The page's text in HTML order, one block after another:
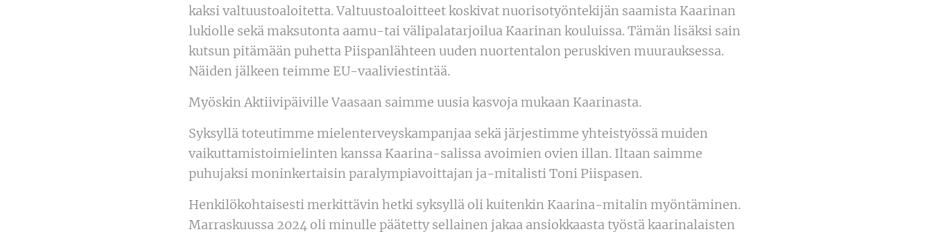
kaksi valtuustoaloitetta. Valtuustoaloitteet koskivat nuorisotyöntekijän saamista Kaarinan
lukiolle sekä maksutonta aamu-tai välipalatarjoilua Kaarinan kouluissa. Tämän lisäksi sain
kutsun pitämään puhetta Piispanlähteen uuden nuortentalon peruskiven muurauksessa.
Näiden jälkeen teimme EU-vaaliviestintää.
Myöskin Aktiivipäiville Vaasaan saimme uusia kasvoja mukaan Kaarinasta.
Syksyllä toteutimme mielenterveyskampanjaa sekä järjestimme yhteistyössä muiden
vaikuttamistoimielinten kanssa Kaarina-salissa avoimien ovien illan. Iltaan saimme
puhujaksi moninkertaisin paralympiavoittajan ja-mitalisti Toni Piispasen.
Henkilökohtaisesti merkittävin hetki syksyllä oli kuitenkin Kaarina-mitalin myöntäminen.
Marraskuussa 2024 oli minulle päätetty sellainen jakaa ansiokkaasta työstä kaarinalaisten